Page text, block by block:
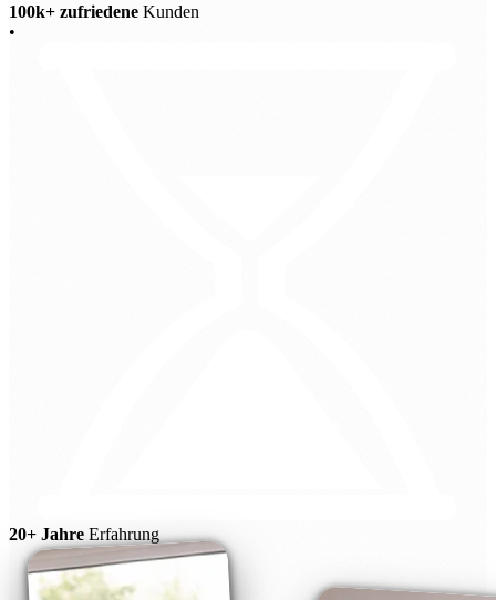
100k+ zufriedene Kunden
•
20+ Jahre Erfahrung